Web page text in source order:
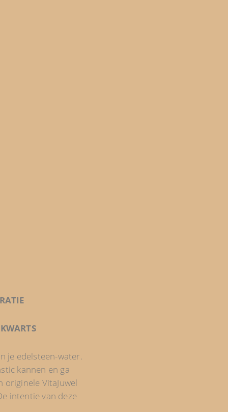
je edelsteen-water.
kannen en ga
originele VitaJuwel
intentie van deze